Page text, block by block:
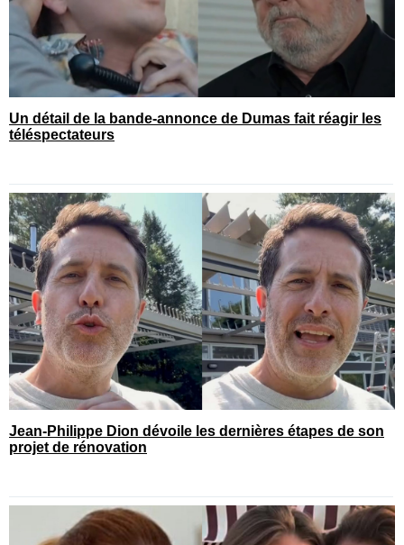
Un détail de la bande-annonce de Dumas fait réagir les
téléspectateurs
Jean-Philippe Dion dévoile les dernières étapes de son
projet de rénovation